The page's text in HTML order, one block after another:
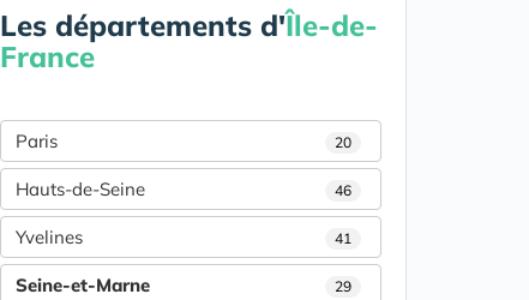
Les départements d'Île-de-
France
Paris 20
Hauts-de-Seine 46
Yvelines 41
Seine-et-Marne 29